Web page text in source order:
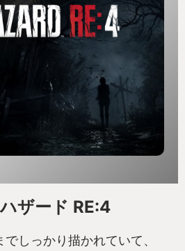
ザード RE:4
しっかり描かれていて、